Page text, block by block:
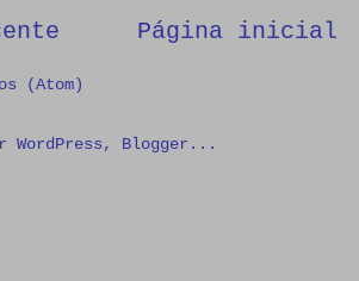
Página inicial
(Atom)